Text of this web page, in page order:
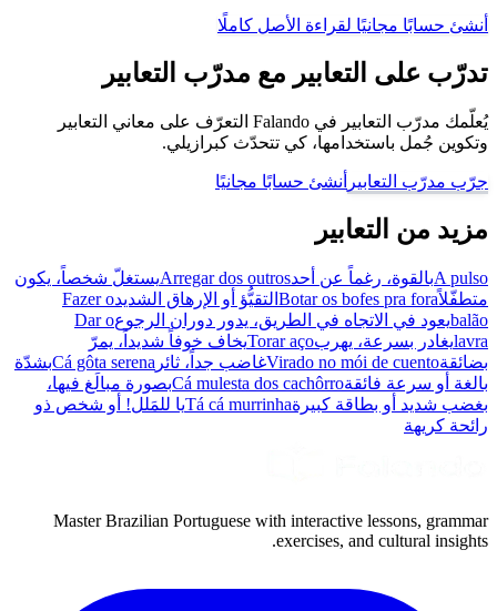
أنشئ حسابًا مجانيًا لقراءة الأصل كاملًا
تدرّب على التعابير مع مدرّب التعابير
يُعلّمك مدرّب التعابير في Falando التعرّف على معاني التعابير
وتكوين جُمل باستخدامها، كي تتحدّث كبرازيلي.
جرّب مدرّب التعابير أنشئ حسابًا مجانيًا
مزيد من التعابير
A pulsoبالقوة، رغماً عن أحدArregar dos outrosيستغلّ شخصاً، يكون
متطفّلاًBotar os bofes pra fora التقيُّؤ أو الإرهاق الشديدFazer o
balãoيعود في الاتجاه في الطريق، يدور دوران الرجوعDar o
lavraيغادر بسرعة، يهربTorar açoيخاف خوفاً شديداً، يمرّ
بضائقةVirado no mói de cuentoغاضب جداً، ثائر Cá gôta serenaبشدّة
بالغة أو سرعة فائقةCá mulesta dos cachôrroبصورة مبالَغ فيها،
بغضب شديد أو بطاقة كبيرةTá cá murrinhaيا للمَلل! أو شخص ذو
رائحة كريهة
Master Brazilian Portuguese with interactive lessons, grammar
exercises, and cultural insights.